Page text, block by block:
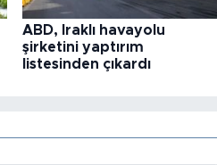
ABD, Iraklı havayolu
şirketini yaptırım
listesinden çıkardı